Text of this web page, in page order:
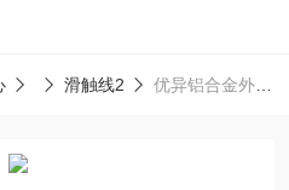
滑触线2 优异铝合金外壳滑触线